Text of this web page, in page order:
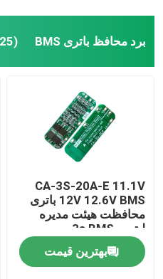
برد محافظ باتری BMS (25)
CA-3S-20A-E 11.1V
12V 12.6V BMS باتری
محافظت هیئت مدیره
لیتیوم 3s BMS
بهترین قیمت